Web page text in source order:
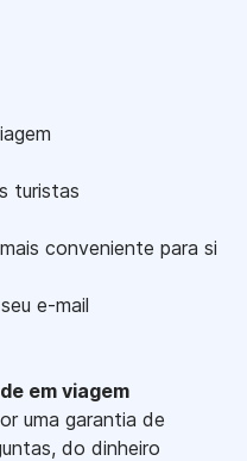
turistas
conveniente para si
e-mail
em viagem
uma garantia de
do dinheiro